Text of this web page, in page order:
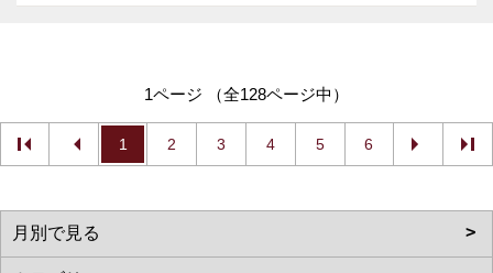
1ページ （全128ページ中）
1 2 3 4 5 6